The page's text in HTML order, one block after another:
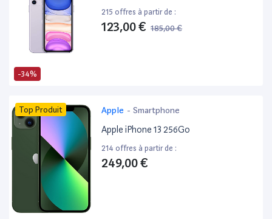
-34%
215 offres à partir de :
123,00 € 185,00 €
Top Produit Apple - Smartphone
Apple iPhone 13 256Go
214 offres à partir de :
249,00 €